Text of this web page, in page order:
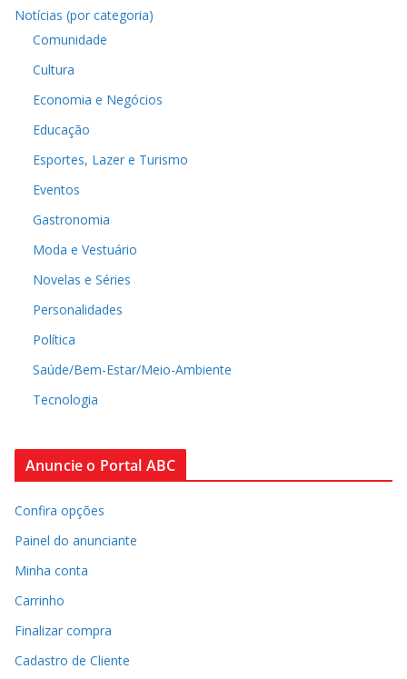
Notícias (por categoria)
Comunidade
Cultura
Economia e Negócios
Educação
Esportes, Lazer e Turismo
Eventos
Gastronomia
Moda e Vestuário
Novelas e Séries
Personalidades
Política
Saúde/Bem-Estar/Meio-Ambiente
Tecnologia
Anuncie o Portal ABC
Confira opções
Painel do anunciante
Minha conta
Carrinho
Finalizar compra
Cadastro de Cliente